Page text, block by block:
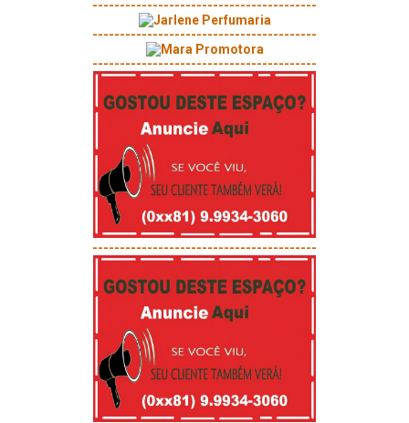
-----------------------------------------
-----------------------------------------
-----------------------------------------
-----------------------------------------